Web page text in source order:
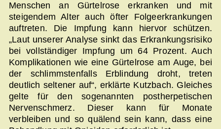
Menschen an Gürtelrose erkranken und mit
steigendem Alter auch öfter Folgeerkrankungen
auftreten. Die Impfung kann hiervor schützen.
„Laut unserer Analyse sinkt das Erkrankungsrisiko
bei vollständiger Impfung um 64 Prozent. Auch
Komplikationen wie eine Gürtelrose am Auge, bei
der schlimmstenfalls Erblindung droht, treten
deutlich seltener auf“, erklärte Kutzbach. Gleiches
gelte für den sogenannten postherpetischen
Nervenschmerz. Dieser kann für Monate
verbleiben und so quälend sein kann, dass eine